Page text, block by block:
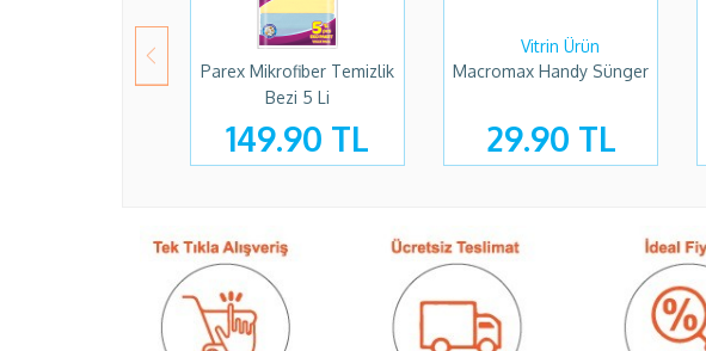
Parex Mikrofiber Temizlik
Bezi 5 Li
149.90 TL
Macromax Handy Sünger
29.90 TL